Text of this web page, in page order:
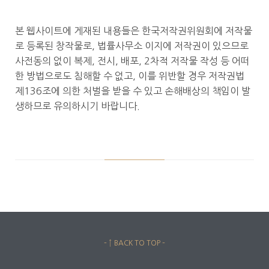
본 웹사이트에 게재된 내용들은 한국저작권위원회에 저작물
로 등록된 창작물로, 법률사무소 이지에 저작권이 있으므로
사전동의 없이 복제, 전시, 배포, 2차적 저작물 작성 등 어떠
한 방법으로도 침해할 수 없고, 이를 위반할 경우 저작권법
제136조에 의한 처벌을 받을 수 있고 손해배상의 책임이 발
생하므로 유의하시기 바랍니다.
– ↑ BACK TO TOP –